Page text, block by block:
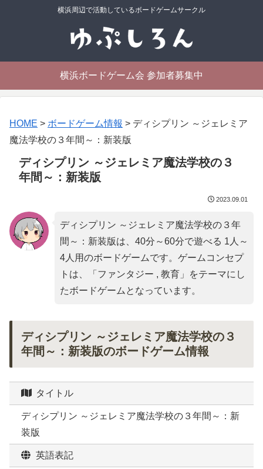
横浜周辺で活動しているボードゲームサークル
横浜ボードゲーム会 参加者募集中
HOME > ボードゲーム情報 > ディシプリン ～ジェレミア
魔法学校の３年間～：新装版
ディシプリン ～ジェレミア魔法学校の３
年間～：新装版
2023.09.01
ディシプリン ～ジェレミア魔法学校の３年
間～：新装版は、40分～60分で遊べる 1人～
4人用のボードゲームです。ゲームコンセプ
トは、「 ファンタジー , 教育」をテーマにし
たボードゲームとなっています。
ディシプリン ～ジェレミア魔法学校の３
年間～：新装版のボードゲーム情報
タイトル
ディシプリン ～ジェレミア魔法学校の３年間～：新
装版
英語表記